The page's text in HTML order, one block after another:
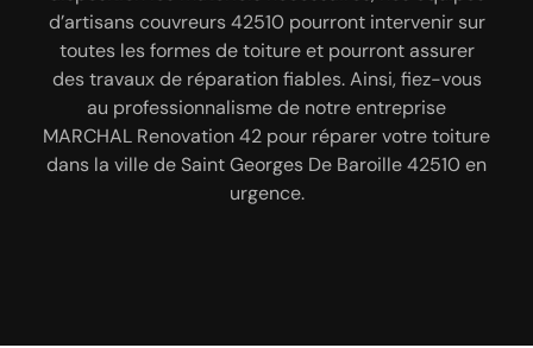
d’artisans couvreurs 42510 pourront intervenir sur
toutes les formes de toiture et pourront assurer
des travaux de réparation fiables. Ainsi, fiez-vous
au professionnalisme de notre entreprise
MARCHAL Renovation 42 pour réparer votre toiture
dans la ville de Saint Georges De Baroille 42510 en
urgence.
d’infiltration, de mauvaise pose, etc. Nos couvreurs
42510 trouveront les meilleures solutions pour
remettre en état votre toiture. Et pour ce faire, nous
allons mettre à la disposition de nos couvreurs
42510 des équipements et des outillages
professionnels. Fiez-vous à MARCHAL Renovation
42 pour réparer votre toiture à Saint Georges De
capacité de trouver les meilleures solutions pour
réparer vos tuiles et si les dégâts ne sont plus
réparables, nous proposons de les remplacer. Vous
retrouverez une toiture en tuile bien étanche,
résistante et esthétique suite à l’intervention de
notre entreprise MARCHAL Renovation 42.